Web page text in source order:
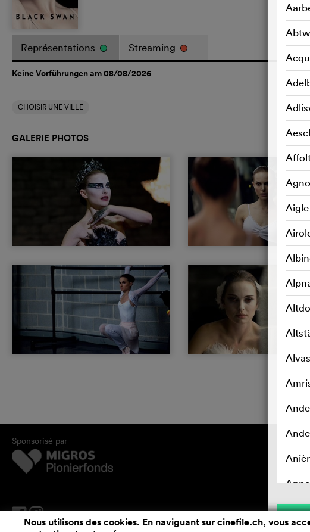
Représentations Streaming
Keine Vorführungen am 08/08/2026
CHOISIR UNE VILLE
Agno
Aigle
Aran
GALERIE PHOTOS
Sponsorisé par
Nous utilisons des cookies. En naviguant sur cinefile.ch, vous